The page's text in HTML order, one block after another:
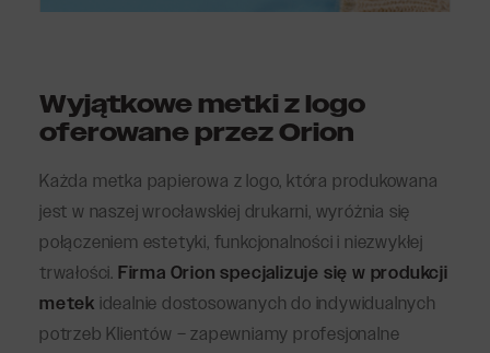
Wyjątkowe metki z logo
oferowane przez Orion
Każda metka papierowa z logo, która produkowana
jest w naszej wrocławskiej drukarni, wyróżnia się
połączeniem estetyki, funkcjonalności i niezwykłej
trwałości. Firma Orion specjalizuje się w produkcji
metek idealnie dostosowanych do indywidualnych
potrzeb Klientów – zapewniamy profesjonalne